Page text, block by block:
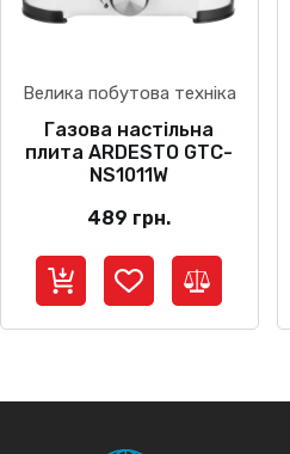
Велика побутова техніка
Газова настільна
плита ARDESTO GTC-
NS1011W
489 грн.